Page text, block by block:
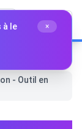
Français
- Outil en
à le
×